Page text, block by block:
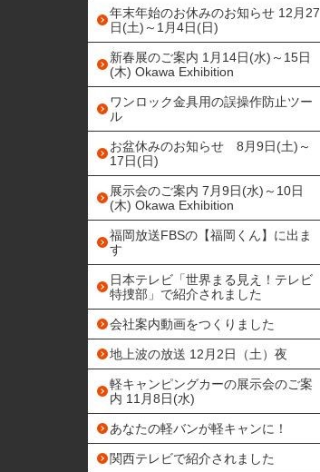
年末年始のお休みのお知らせ 12月27
日(土)～1月4日(日)
新春展のご案内 1月14日(水)～15日
(木) Okawa Exhibition
ワンロック金具用の誤操作防止ツー
ル
お盆休みのお知らせ 8月9日(土)～
17日(日)
展示会のご案内 7月9日(水)～10日
(木) Okawa Exhibition
福岡放送FBSの【福岡くん】に出ま
す
日本テレビ「世界まる見え！テレビ
特捜部」で紹介されました
会社案内動画をつくりました
地上波の放送 12月2日（土）夜
軽キャンピングカーの展示会のご案
内 11月8日(水)
あなたの軽バンが軽キャンに！
関西テレビで紹介されました